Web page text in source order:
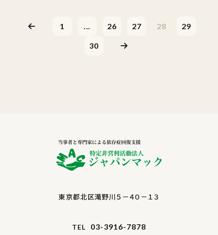
1 ... 26 27 28 29
30
東京都北区滝野川５－４０－１３
TEL 03-3916-7878